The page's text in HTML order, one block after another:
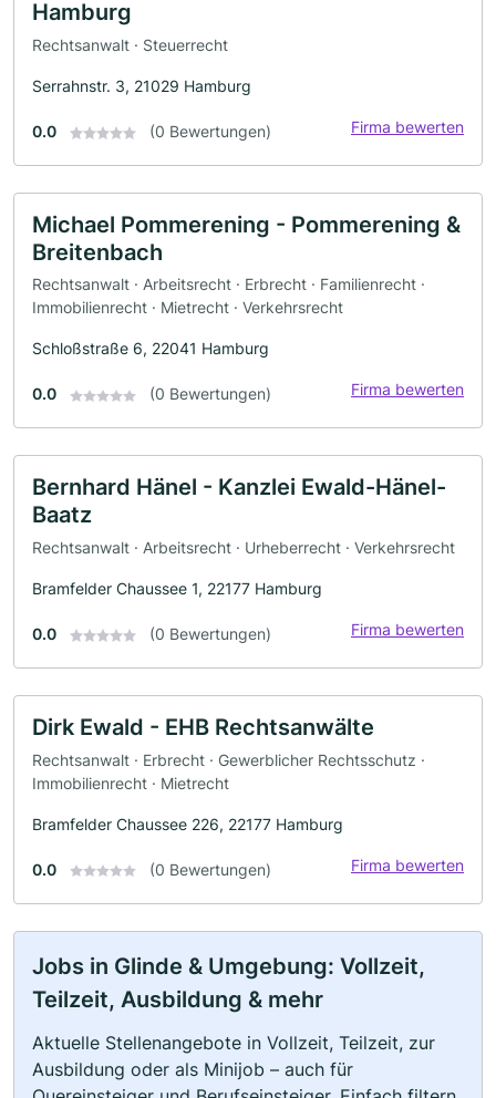
Hamburg
Rechtsanwalt · Steuerrecht
Serrahnstr. 3, 21029 Hamburg
0.0 (0 Bewertungen) Firma bewerten
Michael Pommerening - Pommerening &
Breitenbach
Rechtsanwalt · Arbeitsrecht · Erbrecht · Familienrecht ·
Immobilienrecht · Mietrecht · Verkehrsrecht
Schloßstraße 6, 22041 Hamburg
0.0 (0 Bewertungen) Firma bewerten
Bernhard Hänel - Kanzlei Ewald-Hänel-
Baatz
Rechtsanwalt · Arbeitsrecht · Urheberrecht · Verkehrsrecht
Bramfelder Chaussee 1, 22177 Hamburg
0.0 (0 Bewertungen) Firma bewerten
Dirk Ewald - EHB Rechtsanwälte
Rechtsanwalt · Erbrecht · Gewerblicher Rechtsschutz ·
Immobilienrecht · Mietrecht
Bramfelder Chaussee 226, 22177 Hamburg
0.0 (0 Bewertungen) Firma bewerten
Jobs in Glinde & Umgebung: Vollzeit,
Teilzeit, Ausbildung & mehr
Aktuelle Stellenangebote in Vollzeit, Teilzeit, zur
Ausbildung oder als Minijob – auch für